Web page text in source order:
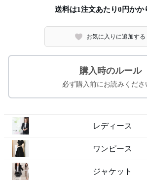
送料は1注文あたり0 円かか
お気に入りに追加する
購入時のルール
必ず購入前にお読みくださ
レディース
ワンピース
ジャケット